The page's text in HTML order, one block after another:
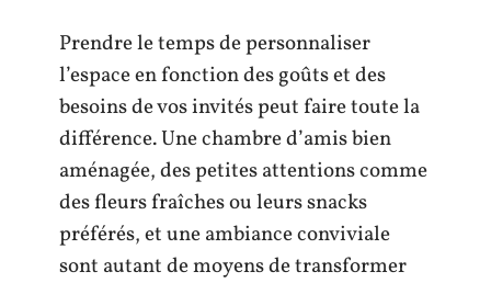
Prendre le temps de personnaliser
l’espace en fonction des goûts et des
besoins de vos invités peut faire toute la
différence. Une chambre d’amis bien
aménagée, des petites attentions comme
des fleurs fraîches ou leurs snacks
préférés, et une ambiance conviviale
sont autant de moyens de transformer